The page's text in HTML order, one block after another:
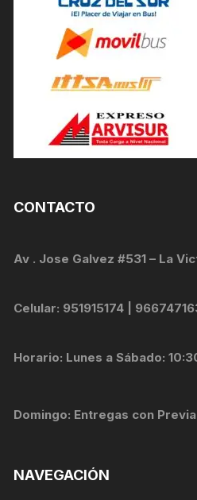
CONTACTO
Av . Jose Galvez #531 – La
Celular: 951915174 |
Horario: Lunes a Sábado:
Domingo: Entregas con
NAVEGACIÓN